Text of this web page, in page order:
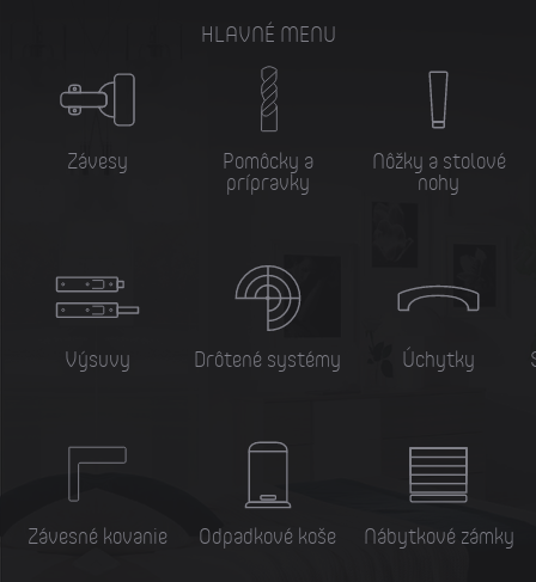
HLAVNÉ MENU
Závesy
Výsuvy
Závesné kovanie
Pomôcky a
prípravky
Drôtené systémy
Odpadkové koše
Nôžky a stolové
nohy
Úchytky
Nábytkové zámky